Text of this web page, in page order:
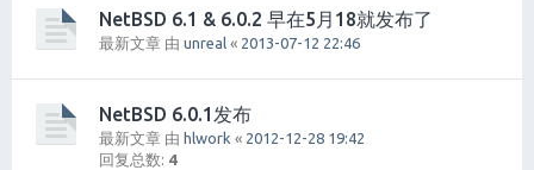
NetBSD 6.1 & 6.0.2 早在5月18就发布了
最新文章 由 unreal « 2013-07-12 22:46
NetBSD 6.0.1发布
最新文章 由 hlwork « 2012-12-28 19:42
回复总数: 4